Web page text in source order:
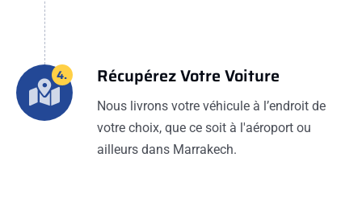
4. Récupérez Votre Voiture
Nous livrons votre véhicule à l’endroit de
votre choix, que ce soit à l'aéroport ou
ailleurs dans Marrakech.